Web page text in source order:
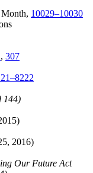
10029–10030
, 307
144)
2016)
Our Future Act